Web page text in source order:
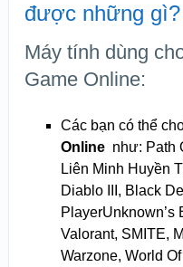
được những gì?
Máy tính dùng
Game Online:
Các bạn có thể
Online như: Path
Liên Minh Huyền
Diablo III, Black
PlayerUnknown’s
Valorant, SMITE,
Warzone, World